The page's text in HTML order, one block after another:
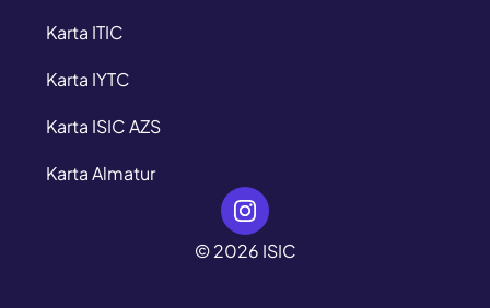
Karta ITIC
Karta IYTC
Karta ISIC AZS
Karta Almatur
© 2026 ISIC